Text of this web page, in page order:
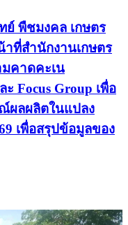
ย์ พืชมงคล เกษตร
าที่สำนักงานเกษตร
คาดคะเน
Focus Group เพื่อ
ผลผลิตในแปลง
เพื่อสรุปข้อมูลของ